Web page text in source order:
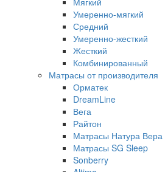
Умеренно-мягкий
Средний
Умеренно-жесткий
Жесткий
Комбинированный
Матрасы от производителя
Орматек
DreamLine
Вега
Райтон
Матрасы Натура Вера
Матрасы SG Sleep
Sonberry